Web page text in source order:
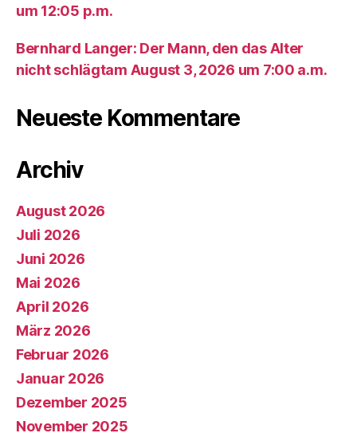
um 12:05 p.m.
Bernhard Langer: Der Mann, den das Alter
nicht schlägtam August 3, 2026 um 7:00 a.m.
Neueste Kommentare
Archiv
August 2026
Juli 2026
Juni 2026
Mai 2026
April 2026
März 2026
Februar 2026
Januar 2026
Dezember 2025
November 2025